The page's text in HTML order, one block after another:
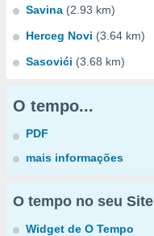
Savina (2.93 km)
Herceg Novi (3.64 km)
Sasovići (3.68 km)
O tempo...
PDF
mais informações
O tempo no seu Site
Widget de O Tempo